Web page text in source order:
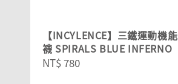
【INCYLENCE】三鐵運動機能
襪 SPIRALS BLUE INFERNO
Regular
NT$ 780